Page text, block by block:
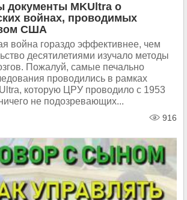
документы MKUltra о
войнах, проводимых
США
война гораздо эффективнее, чем
десятилетиями изучало методы
Пожалуй, самые печально
проводились в рамках
которую ЦРУ проводило с 1953
не подозревающих...
916